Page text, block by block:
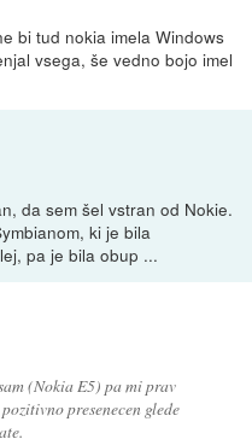
bi tud nokia imela Windows
vsega, še vedno bojo imel
da sem šel vstran od Nokie.
ki je bila
pa je bila obup ...
(Nokia E5) pa mi prav
presenecen glede